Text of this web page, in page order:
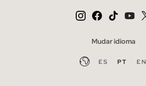
Mudar idioma
ES PT EN